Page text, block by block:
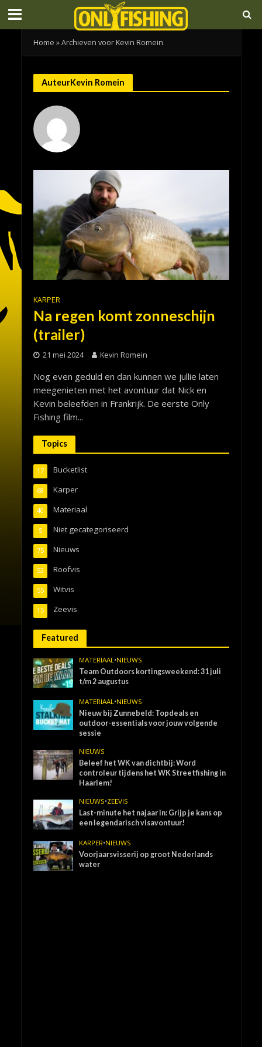
Home »Archieven voor Kevin Romein
AuteurKevin Romein
KARPER
Na regen komt zonneschijn
(trailer)
21 mei 2024 Kevin Romein
Nog even geduld en dan kunnen we jullie laten
meegenieten met het avontuur dat Nick en
Kevin beleefden in Frankrijk. De eerste Only
Fishing film...
Topics
Bucketlist
17
Karper
68
Materiaal
40
Niet gecategoriseerd
5
Nieuws
75
Roofvis
53
Witvis
55
Zeevis
15
Featured
MATERIAAL•NIEUWS
Team Outdoors kortingsweekend: 31 juli
t/m 2 augustus
MATERIAAL•NIEUWS
Nieuw bij Zunnebeld: Topdeals en
outdoor-essentials voor jouw volgende
sessie
NIEUWS
Beleef het WK van dichtbij: Word
controleur tijdens het WK Streetfishing in
Haarlem!
NIEUWS•ZEEVIS
Last-minute het najaar in: Grijp je kans op
een legendarisch visavontuur!
KARPER•NIEUWS
Voorjaarsvisserij op groot Nederlands
water